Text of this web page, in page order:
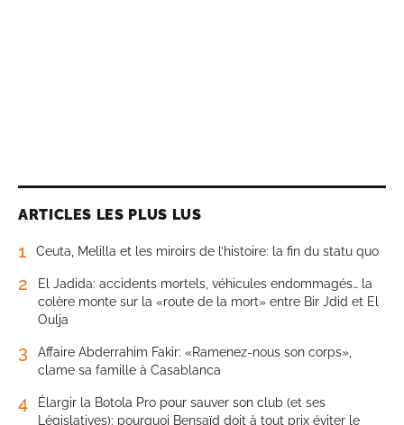
ARTICLES LES PLUS LUS
1 Ceuta, Melilla et les miroirs de l’histoire: la fin du statu quo
2
El Jadida: accidents mortels, véhicules endommagés… la
colère monte sur la «route de la mort» entre Bir Jdid et El
Oulja
3
Affaire Abderrahim Fakir: «Ramenez-nous son corps»,
clame sa famille à Casablanca
4
Élargir la Botola Pro pour sauver son club (et ses
Législatives): pourquoi Bensaïd doit à tout prix éviter le